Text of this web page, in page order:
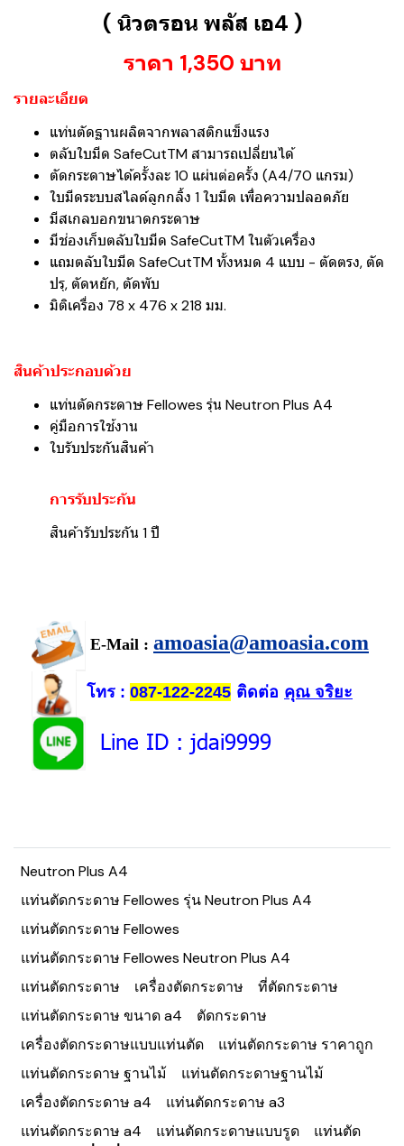
( นิวตรอน พลัส เอ4 )
ราคา 1,350 บาท
รายละเอียด
แท่นตัดฐานผลิตจากพลาสติกแข็งแรง
ตลับใบมีด SafeCutTM สามารถเปลี่ยนได้
ตัดกระดาษได้ครั้งละ 10 แผ่นต่อครั้ง (A4/70 แกรม)
ใบมีดระบบสไลด์ลูกกลิ้ง 1 ใบมีด เพื่อความปลอดภัย
มีสเกลบอกขนาดกระดาษ
มีช่องเก็บตลับใบมีด SafeCutTM ในตัวเครื่อง
แถมตลับใบมีด SafeCutTM ทั้งหมด 4 แบบ - ตัดตรง, ตัด
ปรุ, ตัดหยัก, ตัดพับ
มิติเครื่อง 78 x 476 x 218 มม.
สินค้าประกอบด้วย
แท่นตัดกระดาษ Fellowes รุ่น Neutron Plus A4
คู่มือการใช้งาน
ใบรับประกันสินค้า
การรับประกัน
สินค้ารับประกัน 1 ปี
E-Mail : amoasia@amoasia.com
โทร : 087-122-2245 ติดต่อ คุณ จริยะ
Line ID : jdai9999
Neutron Plus A4
แท่นตัดกระดาษ Fellowes รุ่น Neutron Plus A4
แท่นตัดกระดาษ Fellowes
แท่นตัดกระดาษ Fellowes Neutron Plus A4
แท่นตัดกระดาษ
เครื่องตัดกระดาษ
ที่ตัดกระดาษ
แท่นตัดกระดาษ ขนาด a4
ตัดกระดาษ
เครื่องตัดกระดาษแบบแท่นตัด
แท่นตัดกระดาษ ราคาถูก
แท่นตัดกระดาษ ฐานไม้
แท่นตัดกระดาษฐานไม้
เครื่องตัดกระดาษ a4
แท่นตัดกระดาษ a3
แท่นตัดกระดาษ a4
แท่นตัดกระดาษแบบรูด แท่นตัด